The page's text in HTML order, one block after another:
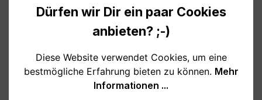
auswählen
schwarz hellblau
burgund
türkis grau
petrol
dunkelblau
lila
Dürfen wir Dir ein paar Cookies
anbieten? ;-)
Diese Website verwendet Cookies, um eine
bestmögliche Erfahrung bieten zu können. Mehr
Informationen ...